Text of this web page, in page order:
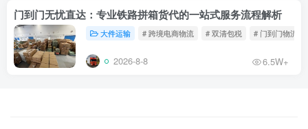
门到门无忧直达：专业铁路拼箱货代的一站式服务流程解析
大件运输 # 跨境电商物流 # 双清包税 # 门到门物流
2026-8-8 6.5W+